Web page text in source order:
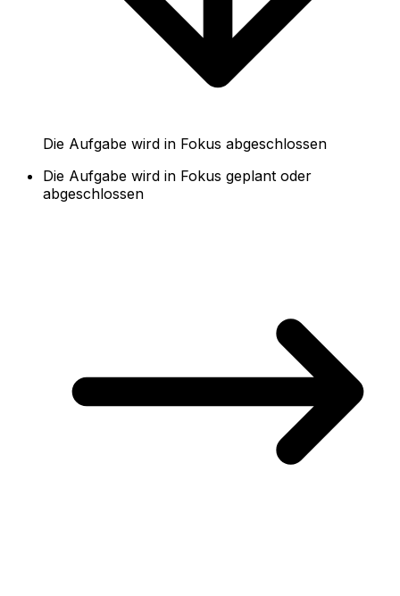
Die Aufgabe wird in Fokus abgeschlossen
Die Aufgabe wird in Fokus geplant oder
abgeschlossen